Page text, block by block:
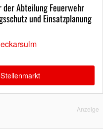
Abteilung Feuerwehr
und Einsatzplanung
Anzeige